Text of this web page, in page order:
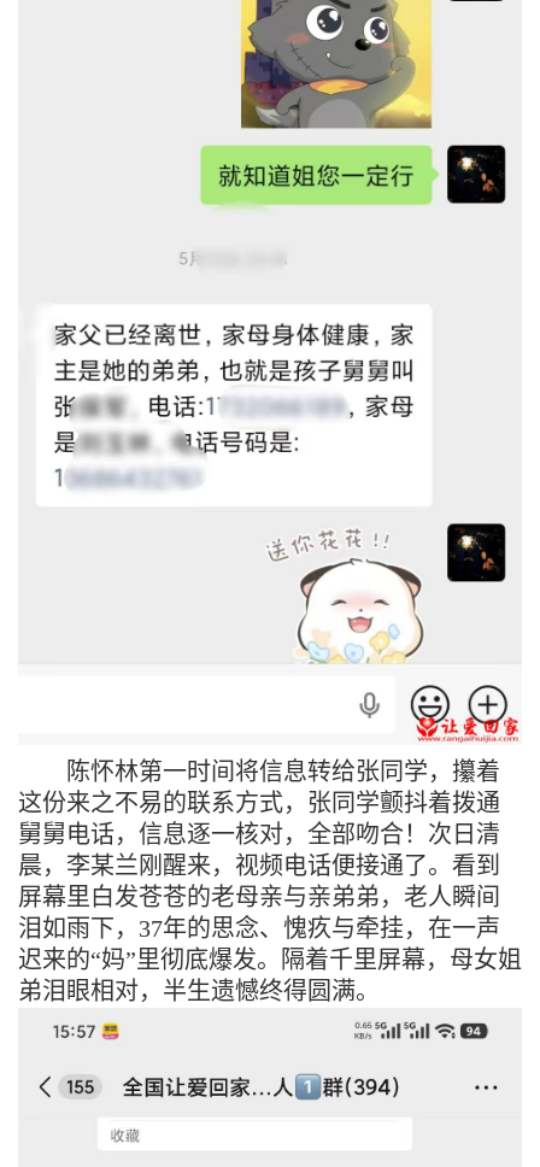
陈怀林第一时间将信息转给张同学，攥着
这份来之不易的联系方式，张同学颤抖着拨通
舅舅电话，信息逐一核对，全部吻合！次日清
晨，李某兰刚醒来，视频电话便接通了。看到
屏幕里白发苍苍的老母亲与亲弟弟，老人瞬间
泪如雨下， 37年的思念、愧疚与牵挂，在一声
迟来的“妈”里彻底爆发。隔着千里屏幕，母女姐
弟泪眼相对，半生遗憾终得圆满。